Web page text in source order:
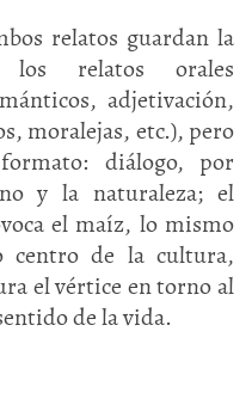
relatos guardan la
relatos orales
adjetivación,
moralejas, etc.), pero
diálogo, por
y la naturaleza; el
el maíz, lo mismo
centro de la cultura,
el vértice en torno al
de la vida.